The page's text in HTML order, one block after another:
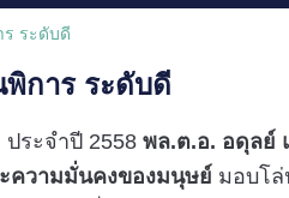
ระดับดี
การ ระดับดี
ระจำปี 2558พล.ต.อ. อดุลย์
ความมั่นคงของมนุษย์ มอบโ